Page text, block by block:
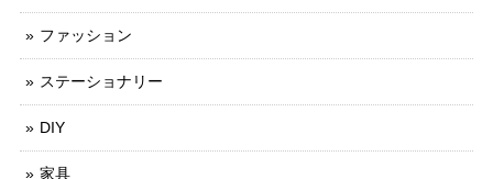
ファッション
ステーショナリー
DIY
家具